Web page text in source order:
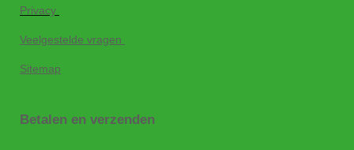
Privacy
Veelgestelde vragen
Sitemap
Betalen en verzenden